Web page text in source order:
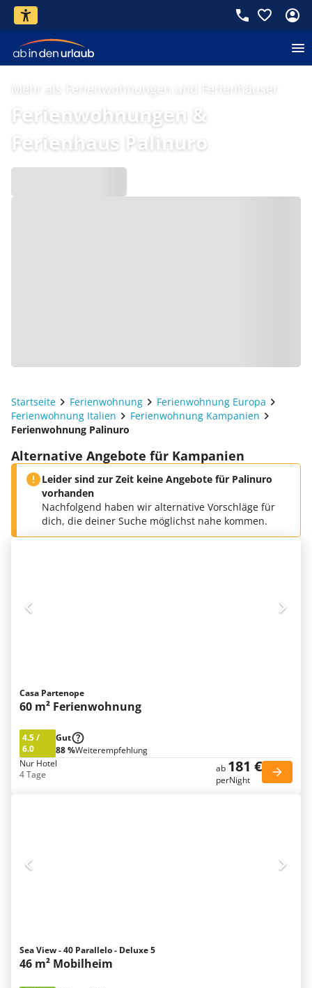
Mehr als Ferienwohnungen und Ferienhäuser
Ferienwohnungen &
Ferienhaus Palinuro
Startseite Ferienwohnung
Ferienwohnung Europa
Ferienwohnung Italien
Ferienwohnung Kampanien
Ferienwohnung Palinuro
Alternative Angebote für Kampanien
Leider sind zur Zeit keine Angebote für Palinuro
vorhanden
Nachfolgend haben wir alternative Vorschläge für
dich, die deiner Suche möglichst nahe kommen.
Casa Partenope
60 m² Ferienwohnung
4.5/
6.0
Gut
88 %Weiterempfehlung
Nur Hotel
4 Tage
ab 181 €
perNight
Sea View - 40 Parallelo - Deluxe 5
46 m² Mobilheim